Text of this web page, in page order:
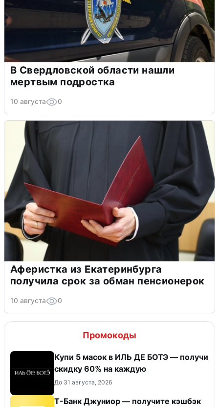
В Свердловской области нашли
мертвым подростка
10 августа 0
Аферистка из Екатеринбурга
получила срок за обман пенсионерок
10 августа 0
Промокоды
Купи 5 масок в ИЛЬ ДЕ БОТЭ — получи
скидку 60% на каждую
До 31 августа, 2026
Т-Банк Джуниор — получите кэшбэк